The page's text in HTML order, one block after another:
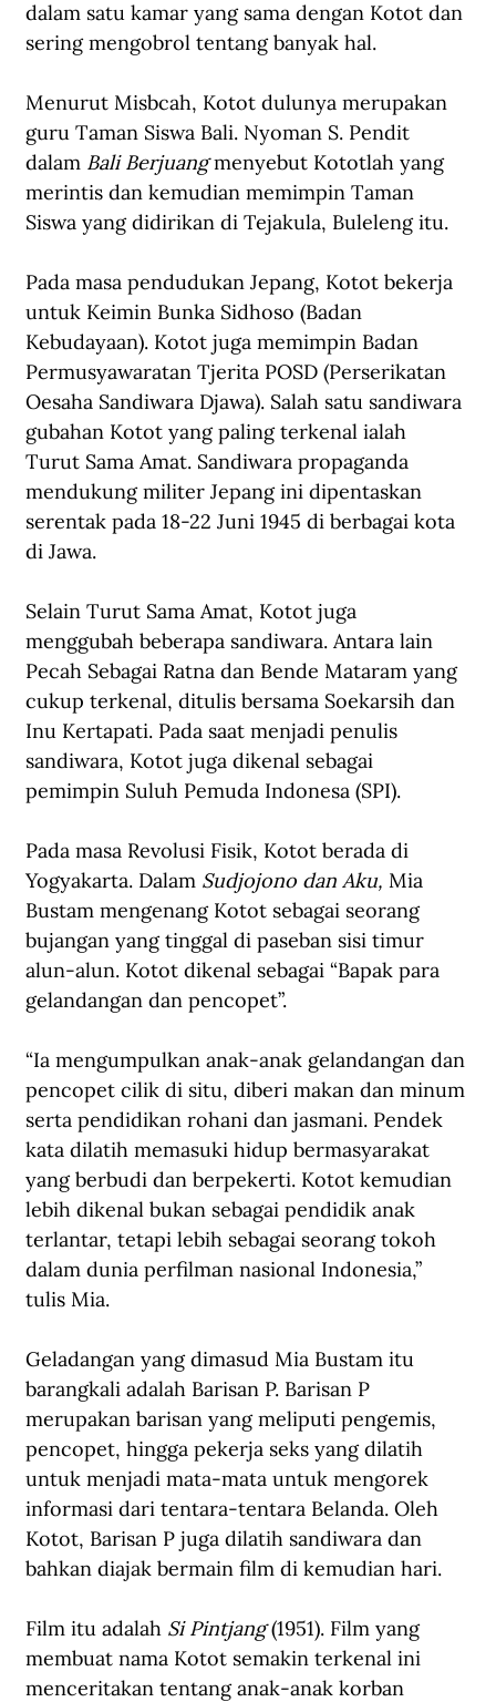
dalam satu kamar yang sama dengan Kotot dan
sering mengobrol tentang banyak hal.
Menurut Misbcah, Kotot dulunya merupakan
guru Taman Siswa Bali. Nyoman S. Pendit
dalam Bali Berjuang menyebut Kototlah yang
merintis dan kemudian memimpin Taman
Siswa yang didirikan di Tejakula, Buleleng itu.
Pada masa pendudukan Jepang, Kotot bekerja
untuk Keimin Bunka Sidhoso (Badan
Kebudayaan). Kotot juga memimpin Badan
Permusyawaratan Tjerita POSD (Perserikatan
Oesaha Sandiwara Djawa). Salah satu sandiwara
gubahan Kotot yang paling terkenal ialah
Turut Sama Amat. Sandiwara propaganda
mendukung militer Jepang ini dipentaskan
serentak pada 18-22 Juni 1945 di berbagai kota
di Jawa.
Selain Turut Sama Amat, Kotot juga
menggubah beberapa sandiwara. Antara lain
Pecah Sebagai Ratna dan Bende Mataram yang
cukup terkenal, ditulis bersama Soekarsih dan
Inu Kertapati. Pada saat menjadi penulis
sandiwara, Kotot juga dikenal sebagai
pemimpin Suluh Pemuda Indonesa (SPI).
Pada masa Revolusi Fisik, Kotot berada di
Yogyakarta. Dalam Sudjojono dan Aku, Mia
Bustam mengenang Kotot sebagai seorang
bujangan yang tinggal di paseban sisi timur
alun-alun. Kotot dikenal sebagai “Bapak para
gelandangan dan pencopet”.
“Ia mengumpulkan anak-anak gelandangan dan
pencopet cilik di situ, diberi makan dan minum
serta pendidikan rohani dan jasmani. Pendek
kata dilatih memasuki hidup bermasyarakat
yang berbudi dan berpekerti. Kotot kemudian
lebih dikenal bukan sebagai pendidik anak
terlantar, tetapi lebih sebagai seorang tokoh
dalam dunia perfilman nasional Indonesia,”
tulis Mia.
Geladangan yang dimasud Mia Bustam itu
barangkali adalah Barisan P. Barisan P
merupakan barisan yang meliputi pengemis,
pencopet, hingga pekerja seks yang dilatih
untuk menjadi mata-mata untuk mengorek
informasi dari tentara-tentara Belanda. Oleh
Kotot, Barisan P juga dilatih sandiwara dan
bahkan diajak bermain film di kemudian hari.
Film itu adalah Si Pintjang (1951). Film yang
membuat nama Kotot semakin terkenal ini
menceritakan tentang anak-anak korban